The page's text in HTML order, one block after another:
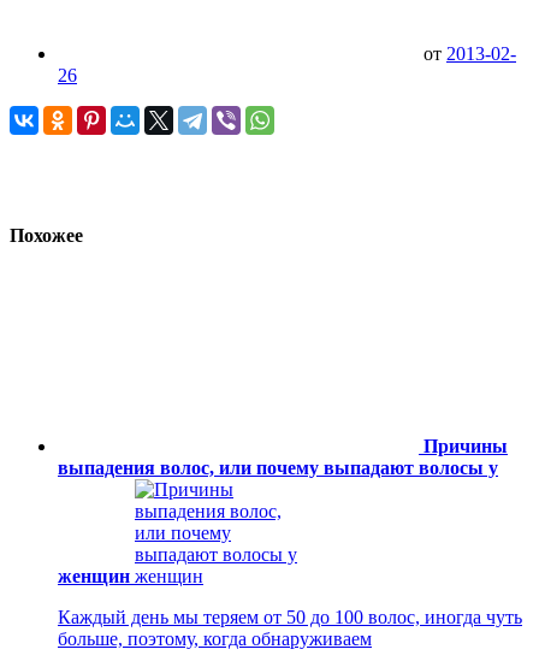
от 2013-02-
26
Похожее
Причины
выпадения волос, или почему выпадают волосы у
женщин
Каждый день мы теряем от 50 до 100 волос, иногда чуть
больше, поэтому, когда обнаруживаем